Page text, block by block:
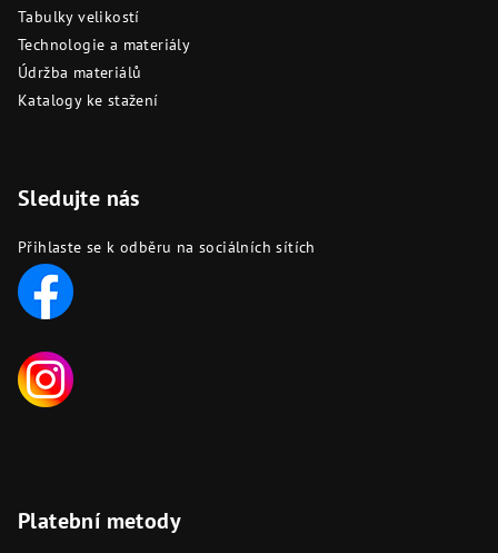
Tabulky velikostí
Technologie a materiály
Údržba materiálů
Katalogy ke stažení
Sledujte nás
Přihlaste se k odběru na sociálních sítích
Platební metody